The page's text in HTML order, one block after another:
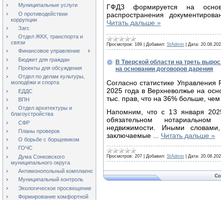
Муниципальные услуги
О противодействии
коррупции
Загс
Отдел ЖКХ, транспорта и
связи
Финансовое управление
Бюджет для граждан
Проекты для обсуждения
Отдел по делам культуры,
молодёжи и спорта
ЕДДС
ВПН
Отдел архитектуры и
благоустройства
СФР
Планы проверок
О борьбе с борщевиком
ГОЧС
Дума Сонковского
муниципального округа
Антимонопольный комплаенс
Муниципальный контроль
Экологическое просвещение
Формирование комфортной
ГФДЗ формируется на
распространения
Читать дальше »
Просмотров: 189 Добавил: StAdmin Дата:
В Тверской области на треть
на основании договоров дарения
Согласно статистике
2025 года в Верхневолжье на
тыс. прав, что на 36% больше,
Напомним, что с 13 января
обязательном
недвижимости . Иными
заключаемые
Читать дальше »
Просмотров: 207 Добавил: StAdmin Дата: